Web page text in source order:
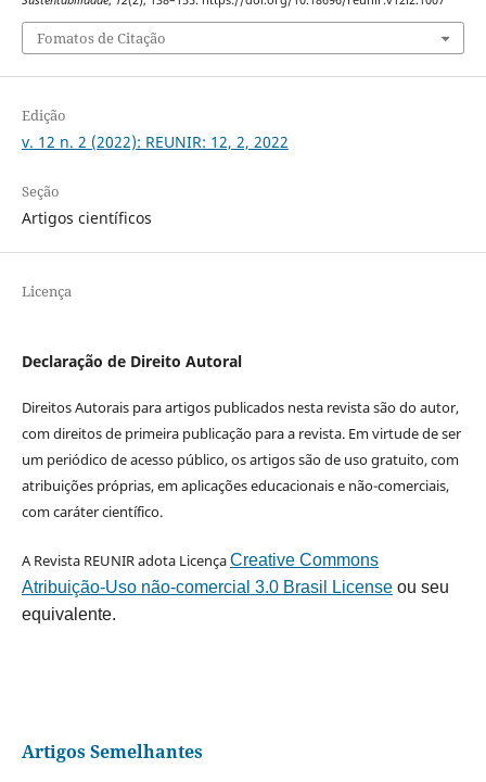
Fomatos de Citação
Edição
v. 12 n. 2 (2022): REUNIR: 12, 2, 2022
Seção
Artigos científicos
Licença
Declaração de Direito Autoral
Direitos Autorais para artigos publicados nesta revista são do autor,
com direitos de primeira publicação para a revista. Em virtude de ser
um periódico de acesso público, os artigos são de uso gratuito, com
atribuições próprias, em aplicações educacionais e não-comerciais,
com caráter científico.
A Revista REUNIR adota LicençaCreative Commons
Atribuição-Uso não-comercial 3.0 Brasil Licenseou seu
equivalente.
Artigos Semelhantes